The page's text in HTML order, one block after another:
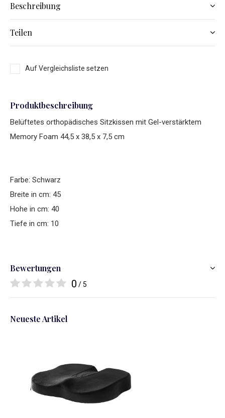
Beschreibung
Teilen
Auf Vergleichsliste setzen
Produktbeschreibung
Belüftetes orthopädisches Sitzkissen mit Gel-verstärktem
Memory Foam 44,5 x 38,5 x 7,5 cm
Farbe: Schwarz
Breite in cm: 45
Hohe in cm: 40
Tiefe in cm: 10
Bewertungen
0 / 5
Neueste Artikel